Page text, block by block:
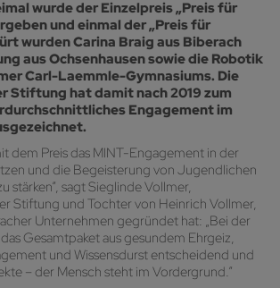
wurde der Einzelpreis „Preis für
und einmal der „Preis für
wurden Carina Braig aus Biberach
aus Ochsenhausen sowie die Robotik
Carl-Laemmle-Gymnasiums. Die
Stiftung hat damit nach 2019 zum
Engagement im
dem Preis das MINT-Engagement in der
und die Begeisterung von Jugendlichen
stärken“, sagt Sieglinde Vollmer,
Stiftung und Tochter von Heinrich Vollmer,
Unternehmen gegründet hat: „Bei der
Gesamtpaket aus gesundem Ehrgeiz,
und Wissensdurst entscheidend und
– der Mensch steht im Vordergrund.“